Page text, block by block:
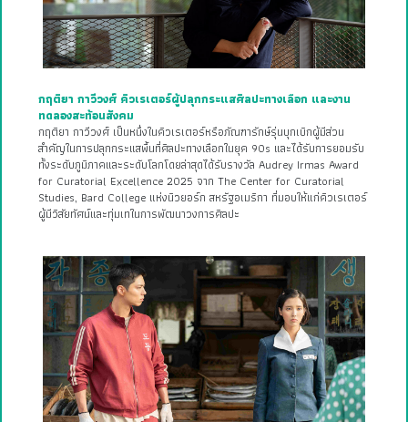
กฤติยา กาวีวงศ์ คิวเรเตอร์ผู้ปลุกกระแสศิลปะทางเลือก และงาน
ทดลองสะท้อนสังคม
กฤติยา กาวีวงศ์ เป็นหนึ่งในคิวเรเตอร์หรือภัณฑารักษ์รุ่นบุกเบิกผู้มีส่วน
สำคัญในการปลุกกระแสพื้นที่ศิลปะทางเลือกในยุค 90s และได้รับการยอมรับ
ทั้งระดับภูมิภาคและระดับโลกโดยล่าสุดได้รับรางวัล Audrey Irmas Award
for Curatorial Excellence 2025 จาก The Center for Curatorial
Studies, Bard College แห่งนิวยอร์ก สหรัฐอเมริกา ที่มอบให้แก่คิวเรเตอร์
ผู้มีวิสัยทัศน์และทุ่มเทในการพัฒนาวงการศิลปะ